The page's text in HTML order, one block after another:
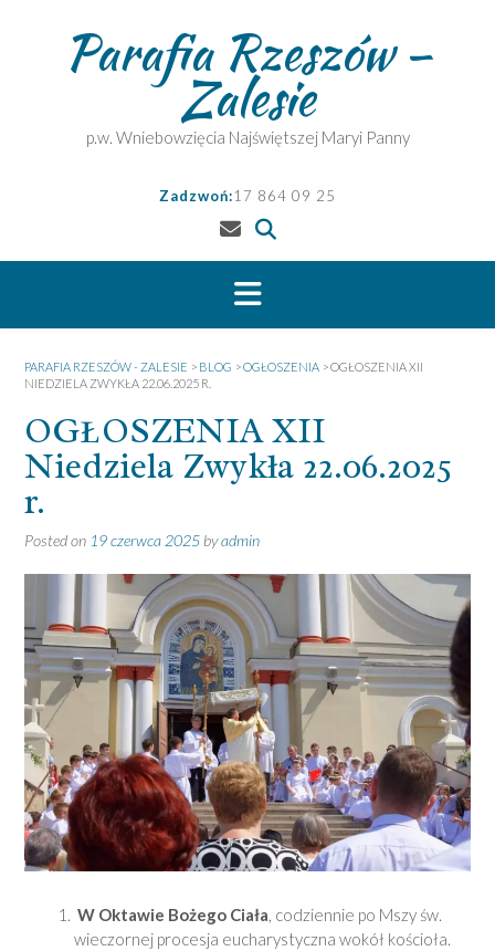
Parafia Rzeszów –
Zalesie
p.w. Wniebowzięcia Najświętszej Maryi Panny
Zadzwoń:17 864 09 25
PARAFIA RZESZÓW - ZALESIE > BLOG >OGŁOSZENIA >OGŁOSZENIA XII
NIEDZIELA ZWYKŁA 22.06.2025 R.
OGŁOSZENIA XII
Niedziela Zwykła 22.06.2025
r.
Posted on 19 czerwca 2025 byadmin
W Oktawie Bożego Ciała, codziennie po Mszy św.
wieczornej procesja eucharystyczna wokół kościoła.